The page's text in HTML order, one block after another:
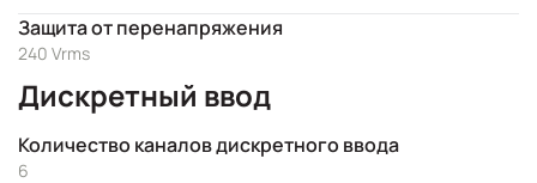
Защита от перенапряжения
240 Vrms
Дискретный ввод
Количество каналов дискретного ввода
6